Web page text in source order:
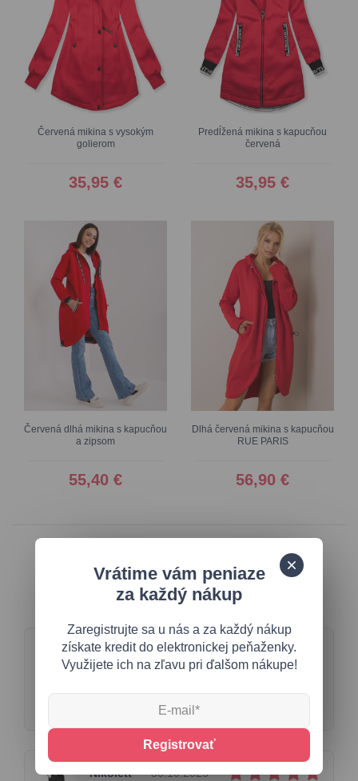
Červená mikina s vysokým
golierom
35,95 €
Predĺžená mikina s kapucňou
červená
35,95 €
Červená dlhá mikina s kapucňou
a zipsom
55,40 €
Dlhá červená mikina s kapucňou
RUE PARIS
56,90 €
Hodnotenie produktu
5
20 zákazníkov
Nikolett 30.10.2025
Vrátime vám peniaze
za každý nákup
Zaregistrujte sa u nás a za každý nákup
získate kredit do elektronickej peňaženky.
Využijete ich na zľavu pri ďalšom nákupe!
Registrovať